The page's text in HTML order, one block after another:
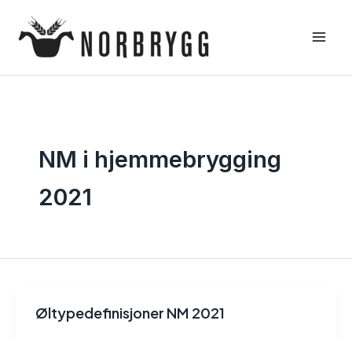
rett
NM i hjemmebrygging
2021
Øltypedefinisjoner NM 2021